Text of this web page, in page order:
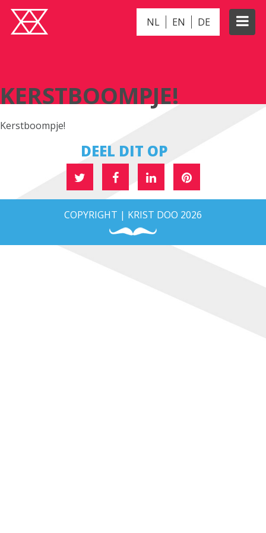
NL EN DE
KERSTBOOMPJE!
Kerstboompje!
DEEL DIT OP
COPYRIGHT | KRIST DOO 2026